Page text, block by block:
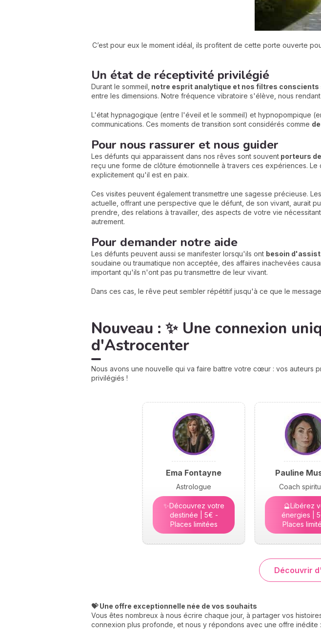
C’est pour eux le moment idéal, ils profitent de cette porte ouverte
Un état de réceptivité privilégié
Durant le sommeil, notre esprit analytique et nos filtres
entre les dimensions. Notre fréquence vibratoire s'élève, nous
L'état hypnagogique (entre l'éveil et le sommeil) et hypnopompique
communications. Ces moments de transition sont considérés comme
Pour nous rassurer et nous guider
Les défunts qui apparaissent dans nos rêves sont souvent porteurs
reçu une forme de clôture émotionnelle à travers ces expériences.
explicitement qu'il est en paix.
Ces visites peuvent également transmettre une sagesse précieuse.
actuelle, offrant une perspective que le défunt, de son vivant, aurait
prendre, des relations à travailler, des aspects de votre vie
autrement.
Pour demander notre aide
Les défunts peuvent aussi se manifester lorsqu'ils ont besoin
soudaine ou traumatique non acceptée, des affaires inachevées
important qu'ils n'ont pas pu transmettre de leur vivant.
Dans ces cas, le rêve peut sembler répétitif jusqu'à ce que le
Nouveau : ✨ Une connexion
d'Astrocenter
Nous avons une nouvelle qui va faire battre votre cœur : vos auteurs
privilégiés !
Ema Fontayne
Astrologue
✨Découvrez votre
destinée | 5€ -
Places limitées
Pauline
Coach
🔮Libérez
énergies |
Places
Découvrir
💝 Une offre exceptionnelle née de vos souhaits
Vous êtes nombreux à nous écrire chaque jour, à partager vos
connexion plus profonde, et nous y répondons avec une offre inédite :